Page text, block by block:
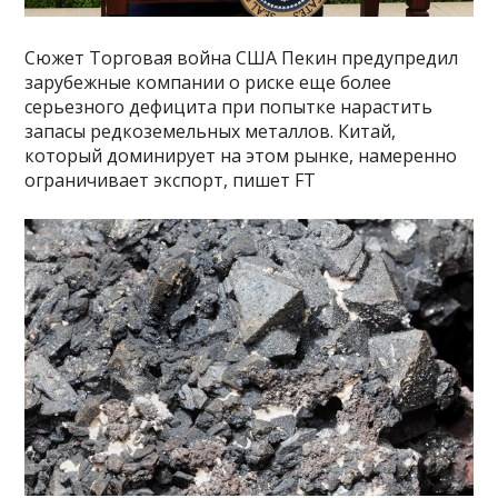
Сюжет Торговая война США Пекин предупредил
зарубежные компании о риске еще более
серьезного дефицита при попытке нарастить
запасы редкоземельных металлов. Китай,
который доминирует на этом рынке, намеренно
ограничивает экспорт, пишет FT